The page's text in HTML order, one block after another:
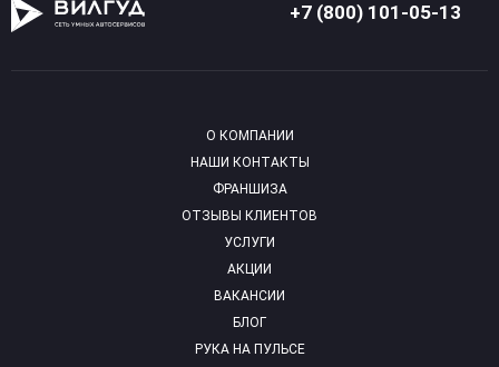
+7 (800) 101-05-13
О КОМПАНИИ
НАШИ КОНТАКТЫ
ФРАНШИЗА
ОТЗЫВЫ КЛИЕНТОВ
УСЛУГИ
АКЦИИ
ВАКАНСИИ
БЛОГ
РУКА НА ПУЛЬСЕ